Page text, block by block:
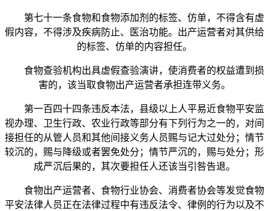
第七十一条食物和食物添加剂的标签、仿单，不得含有虚
假内容，不得涉及疾病防止、医治功能。出产运营者对其供给
的标签、仿单的内容担任。
食物查验机构出具虚假查验演讲，使消费者的权益遭到损
害的，该当取食物出产运营者承担连带义务。
第一百四十四条违反本法，县级以上人平易近食物平安监
视办理、卫生行政、农业行政等部分有下列行为之一的，对间
接担任的从管人员和其他间接义务人员赐与记大过处分；情节
较沉的，赐与降级或者罢免处分；情节严沉的，赐与处分；形
成严沉后果的，其次要担任人还该当引咎告退。
食物出产运营者、食物行业协会、消费者协会等发觉食物
平安法律人员正在法律过程中有违反法令、律例的行为以及不